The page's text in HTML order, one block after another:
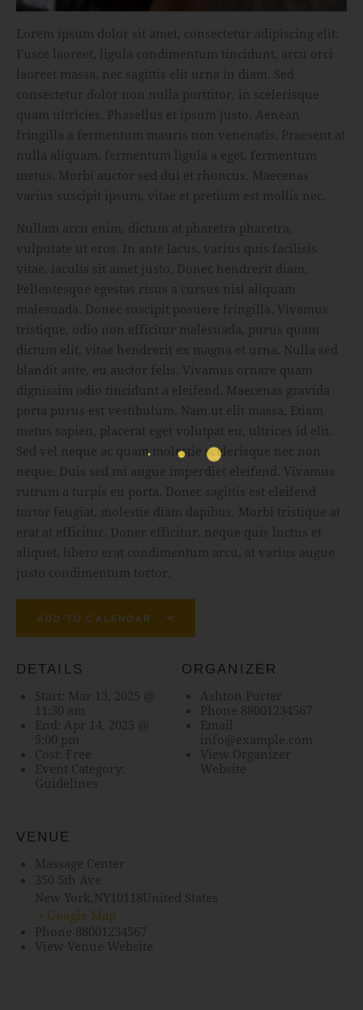
Lorem ipsum dolor sit amet, consectetur adipiscing elit.
Fusce laoreet, ligula condimentum tincidunt, arcu orci
laoreet massa, nec sagittis elit urna in diam. Sed
consectetur dolor non nulla porttitor, in scelerisque
quam ultricies. Phasellus et ipsum justo. Aenean
fringilla a fermentum mauris non venenatis. Praesent at
nulla aliquam, fermentum ligula a eget, fermentum
metus. Morbi auctor sed dui et rhoncus. Maecenas
varius suscipit ipsum, vitae et pretium est mollis nec.
Nullam arcu enim, dictum at pharetra pharetra,
vulputate ut eros. In ante lacus, varius quis facilisis
vitae, iaculis sit amet justo. Donec hendrerit diam.
Pellentesque egestas risus a cursus nisl aliquam
malesuada. Donec suscipit posuere fringilla. Vivamus
tristique, odio non efficitur malesuada, purus quam
dictum elit, vitae hendrerit ex magna et urna. Nulla sed
blandit ante, eu auctor felis. Vivamus ornare quam
dignissim odio tincidunt a eleifend. Maecenas gravida
porta purus est vestibulum. Nam ut elit massa. Etiam
metus sapien, placerat eget volutpat eu, ultrices id elit.
Sed vel neque ac quam molestie scelerisque nec non
neque. Duis sed mi augue imperdiet eleifend. Vivamus
rutrum a turpis eu porta. Donec sagittis est eleifend
tortor feugiat, molestie diam dapibus. Morbi tristique at
erat at efficitur. Donec efficitur, neque quis luctus et
aliquet, libero erat condimentum arcu, at varius augue
justo condimentum tortor.
ADD TO CALENDAR
DETAILS
Start: Mar 13, 2025 @
11:30 am
End: Apr 14, 2025 @
5:00 pm
Cost: Free
Event Category:
Guidelines
ORGANIZER
Ashton Porter
Phone 88001234567
Email
info@example.com
View Organizer
Website
VENUE
Massage Center
350 5th Ave
New York,NY10118United States
+ Google Map
Phone 88001234567
View Venue Website